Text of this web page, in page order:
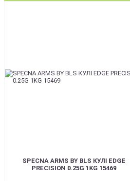
SPECNA ARMS BY BLS КУЛІ EDGE
PRECISION 0.25G 1KG 15469